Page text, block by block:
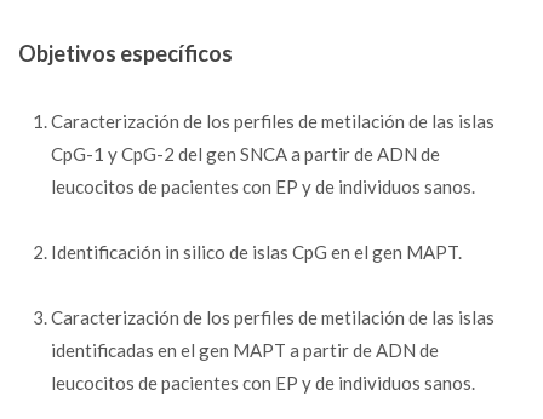
Objetivos específicos
Caracterización de los perfiles de metilación de las islas
CpG-1 y CpG-2 del gen SNCA a partir de ADN de
leucocitos de pacientes con EP y de individuos sanos.
Identificación in silico de islas CpG en el gen MAPT.
Caracterización de los perfiles de metilación de las islas
identificadas en el gen MAPT a partir de ADN de
leucocitos de pacientes con EP y de individuos sanos.